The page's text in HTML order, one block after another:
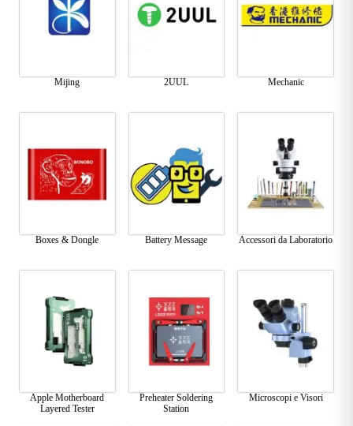
Mijing 2UUL Mechanic
Boxes & Dongle Battery Message Accessori da Laboratorio
Apple Motherboard
Layered Tester
Preheater Soldering
Station
Microscopi e Visori